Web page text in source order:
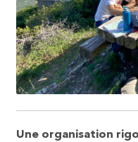
Une organisation